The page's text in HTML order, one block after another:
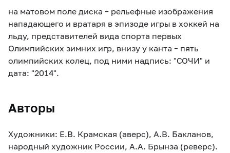
на матовом поле диска – рельефные изображения
нападающего и вратаря в эпизоде игры в хоккей на
льду, представителей вида спорта первых
Олимпийских зимних игр, внизу у канта – пять
олимпийских колец, под ними надпись: "СОЧИ" и
дата: "2014".
Авторы
Художники: Е.В. Крамская (аверс), А.В. Бакланов,
народный художник России, А.А. Брынза (реверс).